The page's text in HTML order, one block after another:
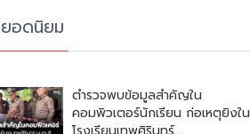
อดนิยม
ตำรวจพบข้อมูลสำคัญใน
คอมพิวเตอร์นักเรียน ก่อเหตุยิงใน